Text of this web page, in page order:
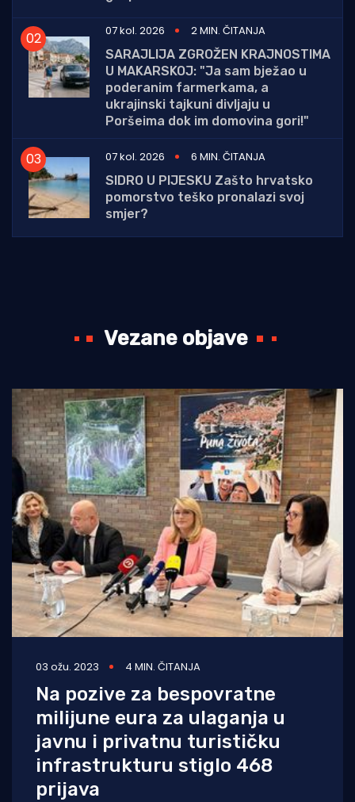
07 kol. 2026
2 MIN. ČITANJA
SARAJLIJA ZGROŽEN KRAJNOSTIMA
U MAKARSKOJ: "Ja sam bježao u
poderanim farmerkama, a
ukrajinski tajkuni divljaju u
Poršeima dok im domovina gori!"
07 kol. 2026
6 MIN. ČITANJA
SIDRO U PIJESKU Zašto hrvatsko
pomorstvo teško pronalazi svoj
smjer?
Vezane objave
03 ožu. 2023 4 MIN. ČITANJA
Na pozive za bespovratne
milijune eura za ulaganja u
javnu i privatnu turističku
infrastrukturu stiglo 468
prijava